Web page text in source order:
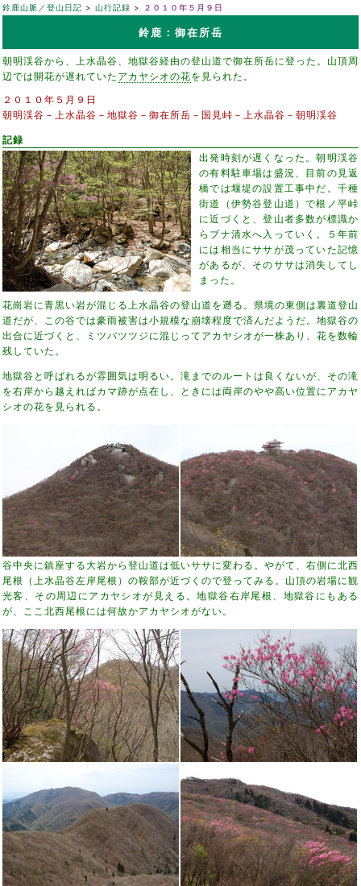
鈴鹿山脈／登山日記 山行記録 ２０１０年５月９日
鈴鹿：御在所岳
朝明渓谷から、上水晶谷、地獄谷経由の登山道で御在所岳に登った。山頂周
辺では開花が遅れていた アカヤシオの花を見られた。
２０１０年５月９日
朝明渓谷－上水晶谷－地獄谷－御在所岳－国見峠－上水晶谷－朝明渓谷
記録
出発時刻が遅くなった。朝明渓谷
の有料駐車場は盛況、目前の見返
橋では堰堤の設置工事中だ。千種
街道（伊勢谷登山道）で根ノ平峠
に近づくと、登山者多数が標識か
らブナ清水へ入っていく。５年前
には相当にササが茂っていた記憶
があるが、そのササは消失してし
まった。
花崗岩に青黒い岩が混じる上水晶谷の登山道を遡る。県境の東側は裏道登山
道だが、この谷では豪雨被害は小規模な崩壊程度で済んだようだ。地獄谷の
出合に近づくと、ミツバツツジに混じってアカヤシオが一株あり、花を数輪
残していた。
地獄谷と呼ばれるが雰囲気は明るい。滝までのルートは良くないが、その滝
を右岸から越えればカマ跡が点在し、ときには両岸のやや高い位置にアカヤ
シオの花を見られる。
谷中央に鎮座する大岩から登山道は低いササに変わる。やがて、右側に北西
尾根（上水晶谷左岸尾根）の鞍部が近づくので登ってみる。山頂の岩場に観
光客、その周辺にアカヤシオが見える。地獄谷右岸尾根、地獄谷にもある
が、ここ北西尾根には何故かアカヤシオがない。